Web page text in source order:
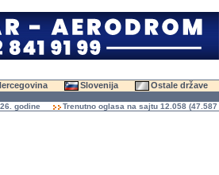
Slovenija Ostale države
Trenutno oglasa na sajtu 12.058 (47.587 slika)